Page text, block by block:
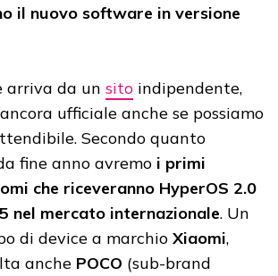
il nuovo software in versione
arriva da un sito indipendente,
ufficiale anche se possiamo
Secondo quanto
fine anno avremo i primi
che riceveranno HyperOS 2.0
nel mercato internazionale. Un
di device a marchio Xiaomi,
anche POCO (sub-brand